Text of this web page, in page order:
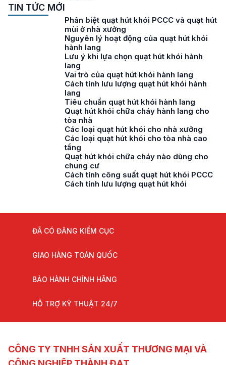
TIN TỨC MỚI
Phân biệt quạt hút khói PCCC và quạt hút
mùi ở nhà xưởng
Nguyên lý hoạt động của quạt hút khói
hành lang
Lưu ý khi lựa chọn quạt hút khói hành
lang
Vai trò của quạt hút khói hành lang
Cách tính lưu lượng quạt hút khói hành
lang
Tiêu chuẩn quạt hút khói hành lang
Quạt hút khói chữa cháy hành lang cho
tòa nhà
Các loại quạt hút khói cho nhà xưởng
Các loại quạt hút khói cho tòa nhà cao
tầng
Quạt hút khói chữa cháy nào dùng cho
chung cư
Cách tính công suất quạt hút khói PCCC
Cách tính lưu lượng quạt hút khói
ĐÃ CÓ ĐĂNG KIỂM CỤC
GIAO HÀNG TOÀN QUỐC
BẢO HÀNH CHÍNH HÃNG
HỖ TRỢ KỸ THUẬT 24/7
CÔNG TY TNHH SẢN XUẤT THƯƠNG MẠI VÀ